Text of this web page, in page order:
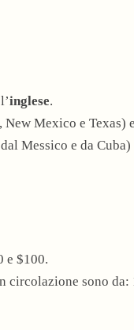
inglese.
Mexico e Texas)
Messico e da Cuba)
e $100.
circolazione sono da: